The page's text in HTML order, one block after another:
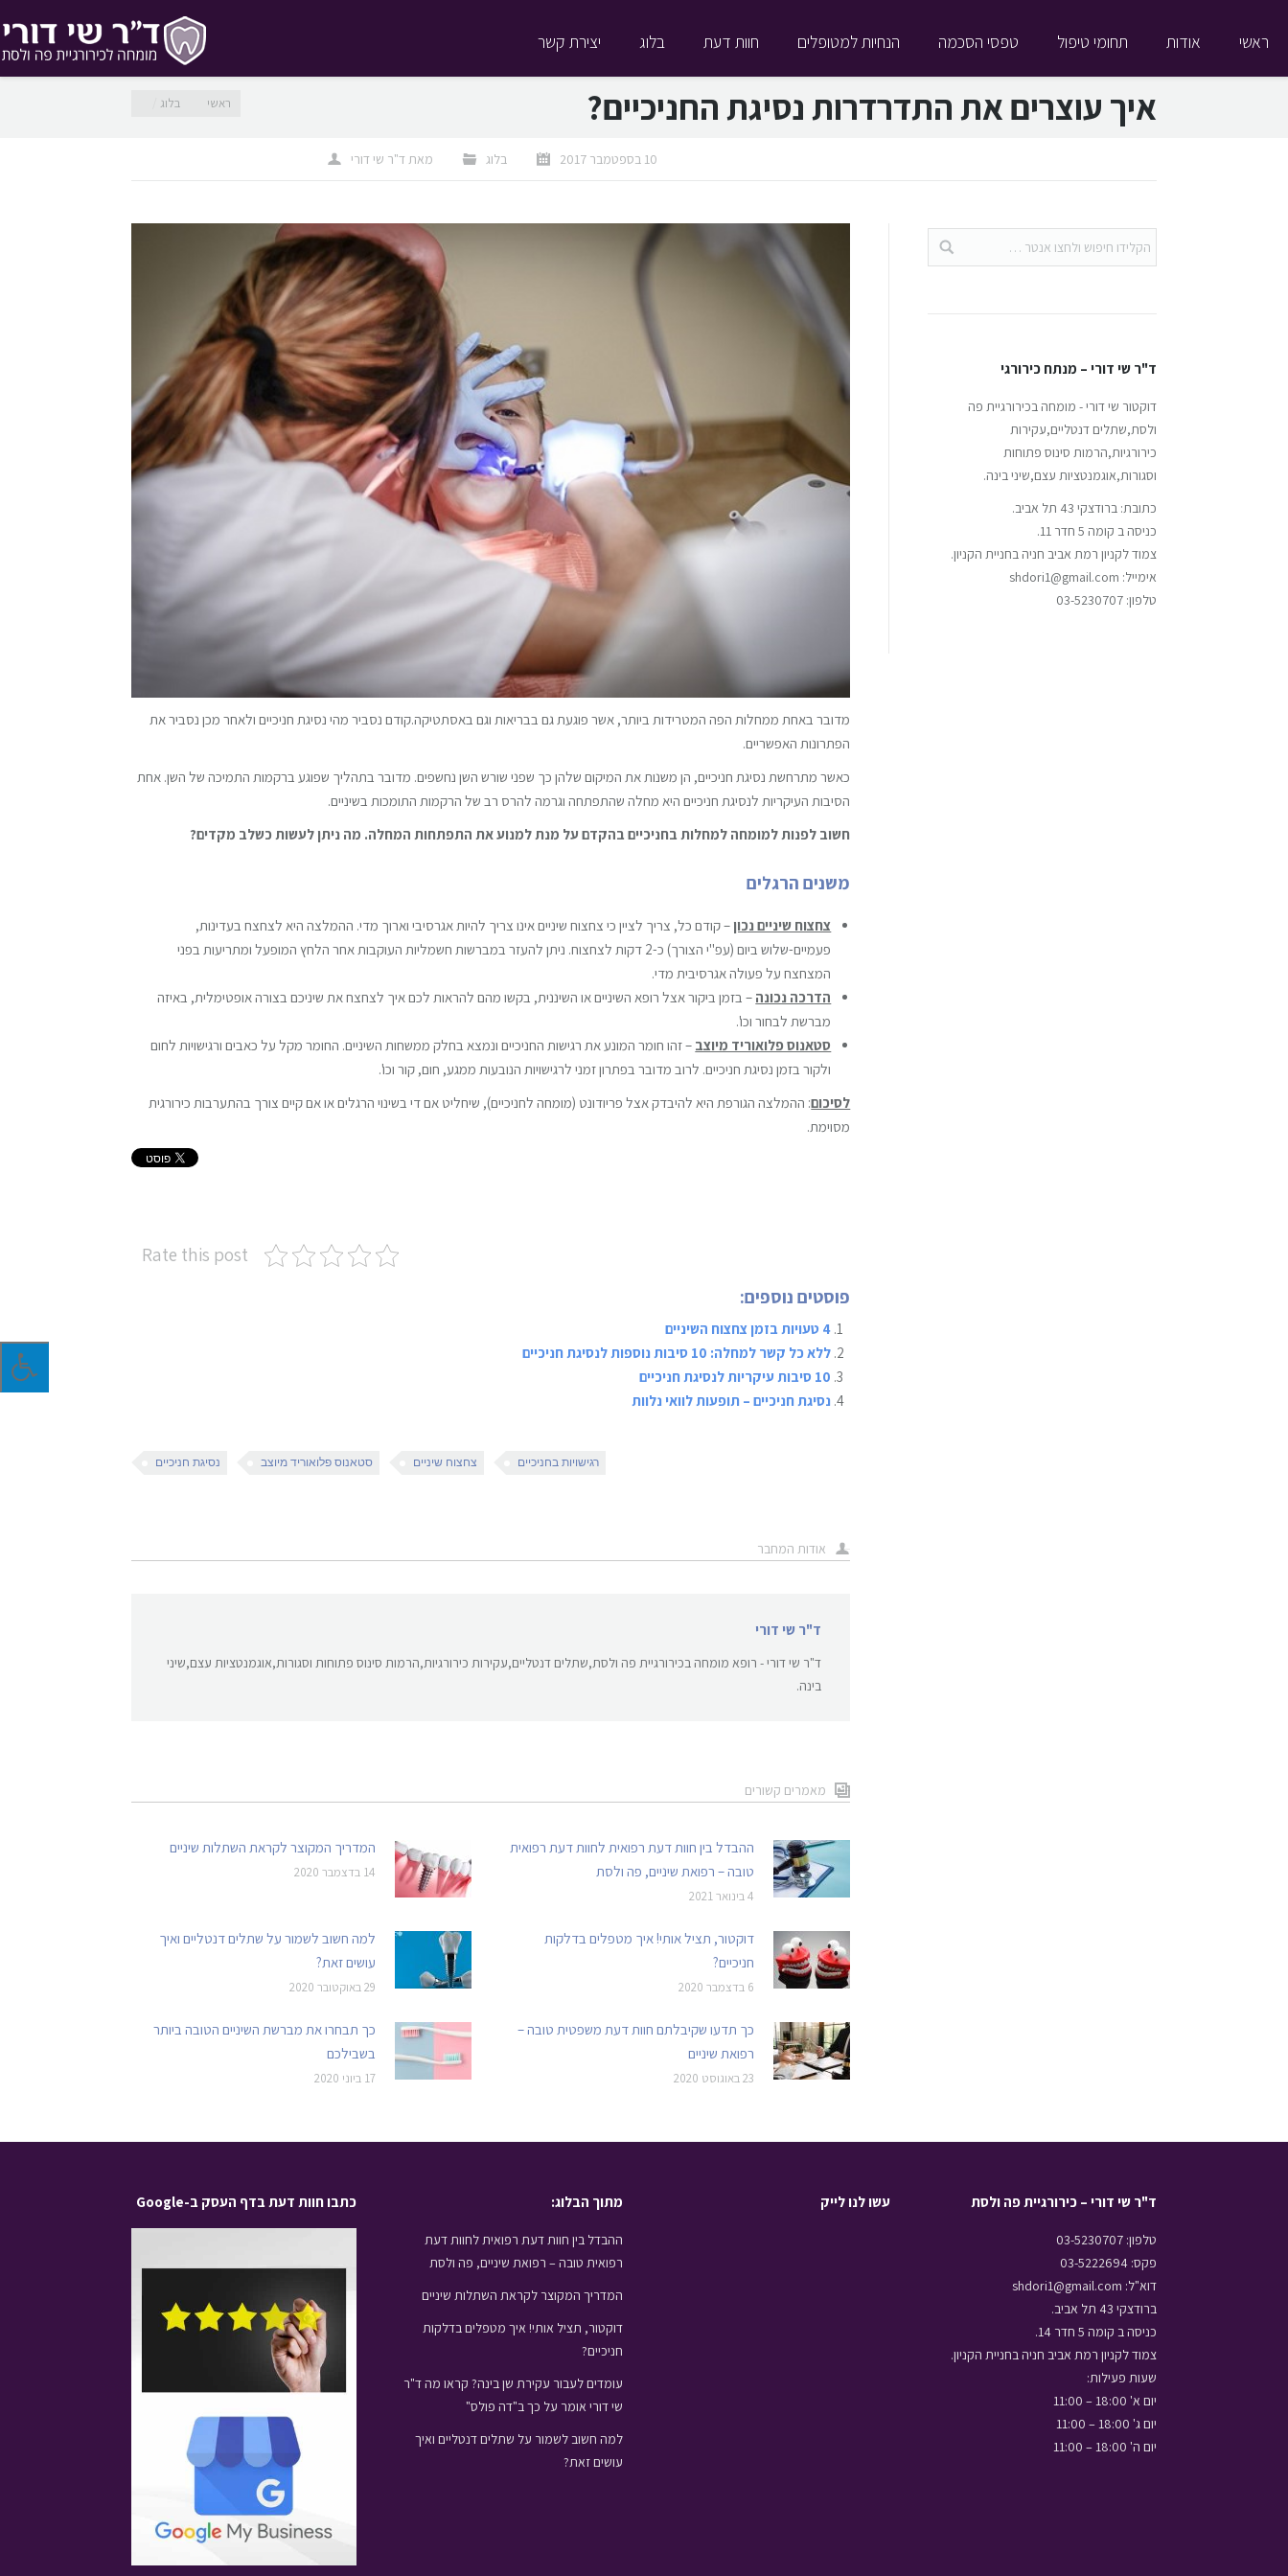
ראשי אודות תחומי טיפול טפסי הסכמה הנחיות למטופלים חוות דעת בלוג יצירת קשר
מיקומך כאן ראשי בלוג איך עוצרים את התדרדרות נסיגת החניכיים?
10 בספטמבר 2017 בלוג מאת ד"ר שי דורי
מדובר באחת ממחלות הפה המטרידות ביותר, אשר פוגעת גם בבריאות וגם באסתטיקה.קודם נסביר מהי נסיגת חניכיים ולאחר מכן נסביר את
הפתרונות האפשריים.
כאשר מתרחשת נסיגת חניכיים, הן משנות את המיקום שלהן כך שפני שורש השן נחשפים. מדובר בתהליך שפוגע ברקמות התמיכה של השן. אחת
הסיבות העיקריות לנסיגת חניכיים היא מחלה שהתפתחה וגרמה להרס רב של הרקמות התומכות בשיניים.
חשוב לפנות למומחה למחלות בחניכיים בהקדם על מנת למנוע את התפתחות המחלה. מה ניתן לעשות כשלב מקדים?
משנים הרגלים
צחצוח שיניים נכון – קודם כל, צריך לציין כי צחצוח שיניים אינו צריך להיות אגרסיבי וארוך מדי. ההמלצה היא לצחצח בעדינות,
פעמיים-שלוש ביום (עפ"י הצורך) כ-2 דקות לצחצוח. ניתן להעזר במברשות חשמליות העוקבות אחר הלחץ המופעל ומתריעות בפני
המצחצח על פעולה אגרסיבית מדי.
הדרכה נכונה – בזמן ביקור אצל רופא השיניים או השיננית, בקשו מהם להראות לכם איך לצחצח את שיניכם בצורה אופטימלית, באיזה
מברשת לבחור וכו'.
סטאנוס פלואוריד מיוצב – זהו חומר המונע את רגישות החניכיים ונמצא בחלק ממשחות השיניים. החומר מקל על כאבים ורגישויות לחום
ולקור בזמן נסיגת חניכיים. לרוב מדובר בפתרון זמני לרגישויות הנובעות ממגע, חום, קור וכו'.
לסיכום: ההמלצה הגורפת היא להיבדק אצל פריודונט (מומחה לחניכיים), שיחליט אם די בשינוי הרגלים או אם קיים צורך בהתערבות כירורגית
מסוימת.
Rate this post
פוסטים נוספים:
4 טעויות בזמן צחצוח השיניים
ללא כל קשר למחלה: 10 סיבות נוספות לנסיגת חניכיים
10 סיבות עיקריות לנסיגת חניכיים
נסיגת חניכיים – תופעות לוואי נלוות
נסיגת חניכיים סטאנוס פלואוריד מיוצב צחצוח שיניים רגישויות בחניכיים
אודות המחבר
ד"ר שי דורי
ד"ר שי דורי - רופא מומחה בכירורגיית פה ולסת,שתלים דנטליים,עקירות כירורגיות,הרמות סינוס פתוחות וסגורות,אוגמנטציות עצם,שיני
בינה.
מאמרים קשורים
ההבדל בין חוות דעת רפואית לחוות דעת רפואית
טובה – רפואת שיניים, פה ולסת
4 בינואר 2021
המדריך המקוצר לקראת השתלות שיניים
14 בדצמבר 2020
דוקטור, תציל אותי! איך מטפלים בדלקות
חניכיים?
6 בדצמבר 2020
למה חשוב לשמור על שתלים דנטליים ואיך
עושים זאת?
29 באוקטובר 2020
כך תדעו שקיבלתם חוות דעת משפטית טובה –
רפואת שיניים
23 באוגוסט 2020
כך תבחרו את מברשת השיניים הטובה ביותר
בשבילכם
17 ביוני 2020
ד"ר שי דורי – מנתח כירורגי
דוקטור שי דורי - מומחה בכירורגיית פה
ולסת,שתלים דנטליים,עקירות
כירורגיות,הרמות סינוס פתוחות
וסגורות,אוגמנטציות עצם,שיני בינה.
כתובת: ברודצקי 43 תל אביב.
כניסה ב קומה 5 חדר 11.
צמוד לקניון רמת אביב חניה בחניית הקניון.
אימייל: shdori1@gmail.com
טלפון: 03-5230707
ד"ר שי דורי – כירורגיית פה ולסת
טלפון: 03-5230707
פקס: 03-5222694
דוא"ל: shdori1@gmail.com
ברודצקי 43 תל אביב.
כניסה ב קומה 5 חדר 14.
צמוד לקניון רמת אביב חניה בחניית הקניון.
שעות פעילות:
יום א' 18:00 – 11:00
יום ג' 18:00 – 11:00
יום ה' 18:00 – 11:00
עשו לנו לייק מתוך הבלוג:
ההבדל בין חוות דעת רפואית לחוות דעת
רפואית טובה – רפואת שיניים, פה ולסת
המדריך המקוצר לקראת השתלות שיניים
דוקטור, תציל אותי! איך מטפלים בדלקות
חניכיים?
עומדים לעבור עקירת שן בינה? קראו מה ד"ר
שי דורי אומר על כך ב"דה פולס"
למה חשוב לשמור על שתלים דנטליים ואיך
עושים זאת?
כתבו חוות דעת בדף העסק ב-Google